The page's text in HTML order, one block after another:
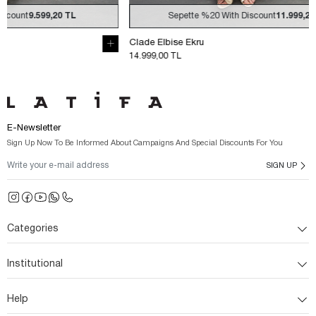
Sepette 11.999,20 TL
E-Newsletter
Sign Up Now To Be Informed About Campaigns And Special Discounts For You
SIGN UP
Categories
Institutional
Help